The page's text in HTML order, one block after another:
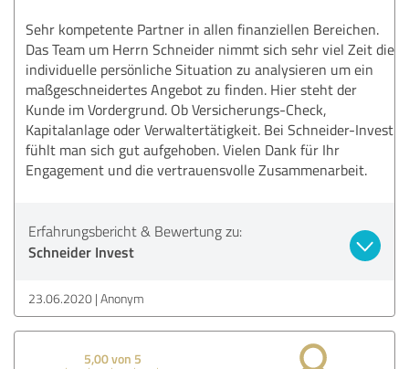
Sehr kompetente Partner in allen finanziellen Bereichen.
Das Team um Herrn Schneider nimmt sich sehr viel Zeit die
individuelle persönliche Situation zu analysieren um ein
maßgeschneidertes Angebot zu finden. Hier steht der
Kunde im Vordergrund. Ob Versicherungs-Check,
Kapitalanlage oder Verwaltertätigkeit. Bei Schneider-Invest
fühlt man sich gut aufgehoben. Vielen Dank für Ihr
Engagement und die vertrauensvolle Zusammenarbeit.
Erfahrungsbericht & Bewertung zu:
Schneider Invest
23.06.2020 Anonym
5,00 von 5